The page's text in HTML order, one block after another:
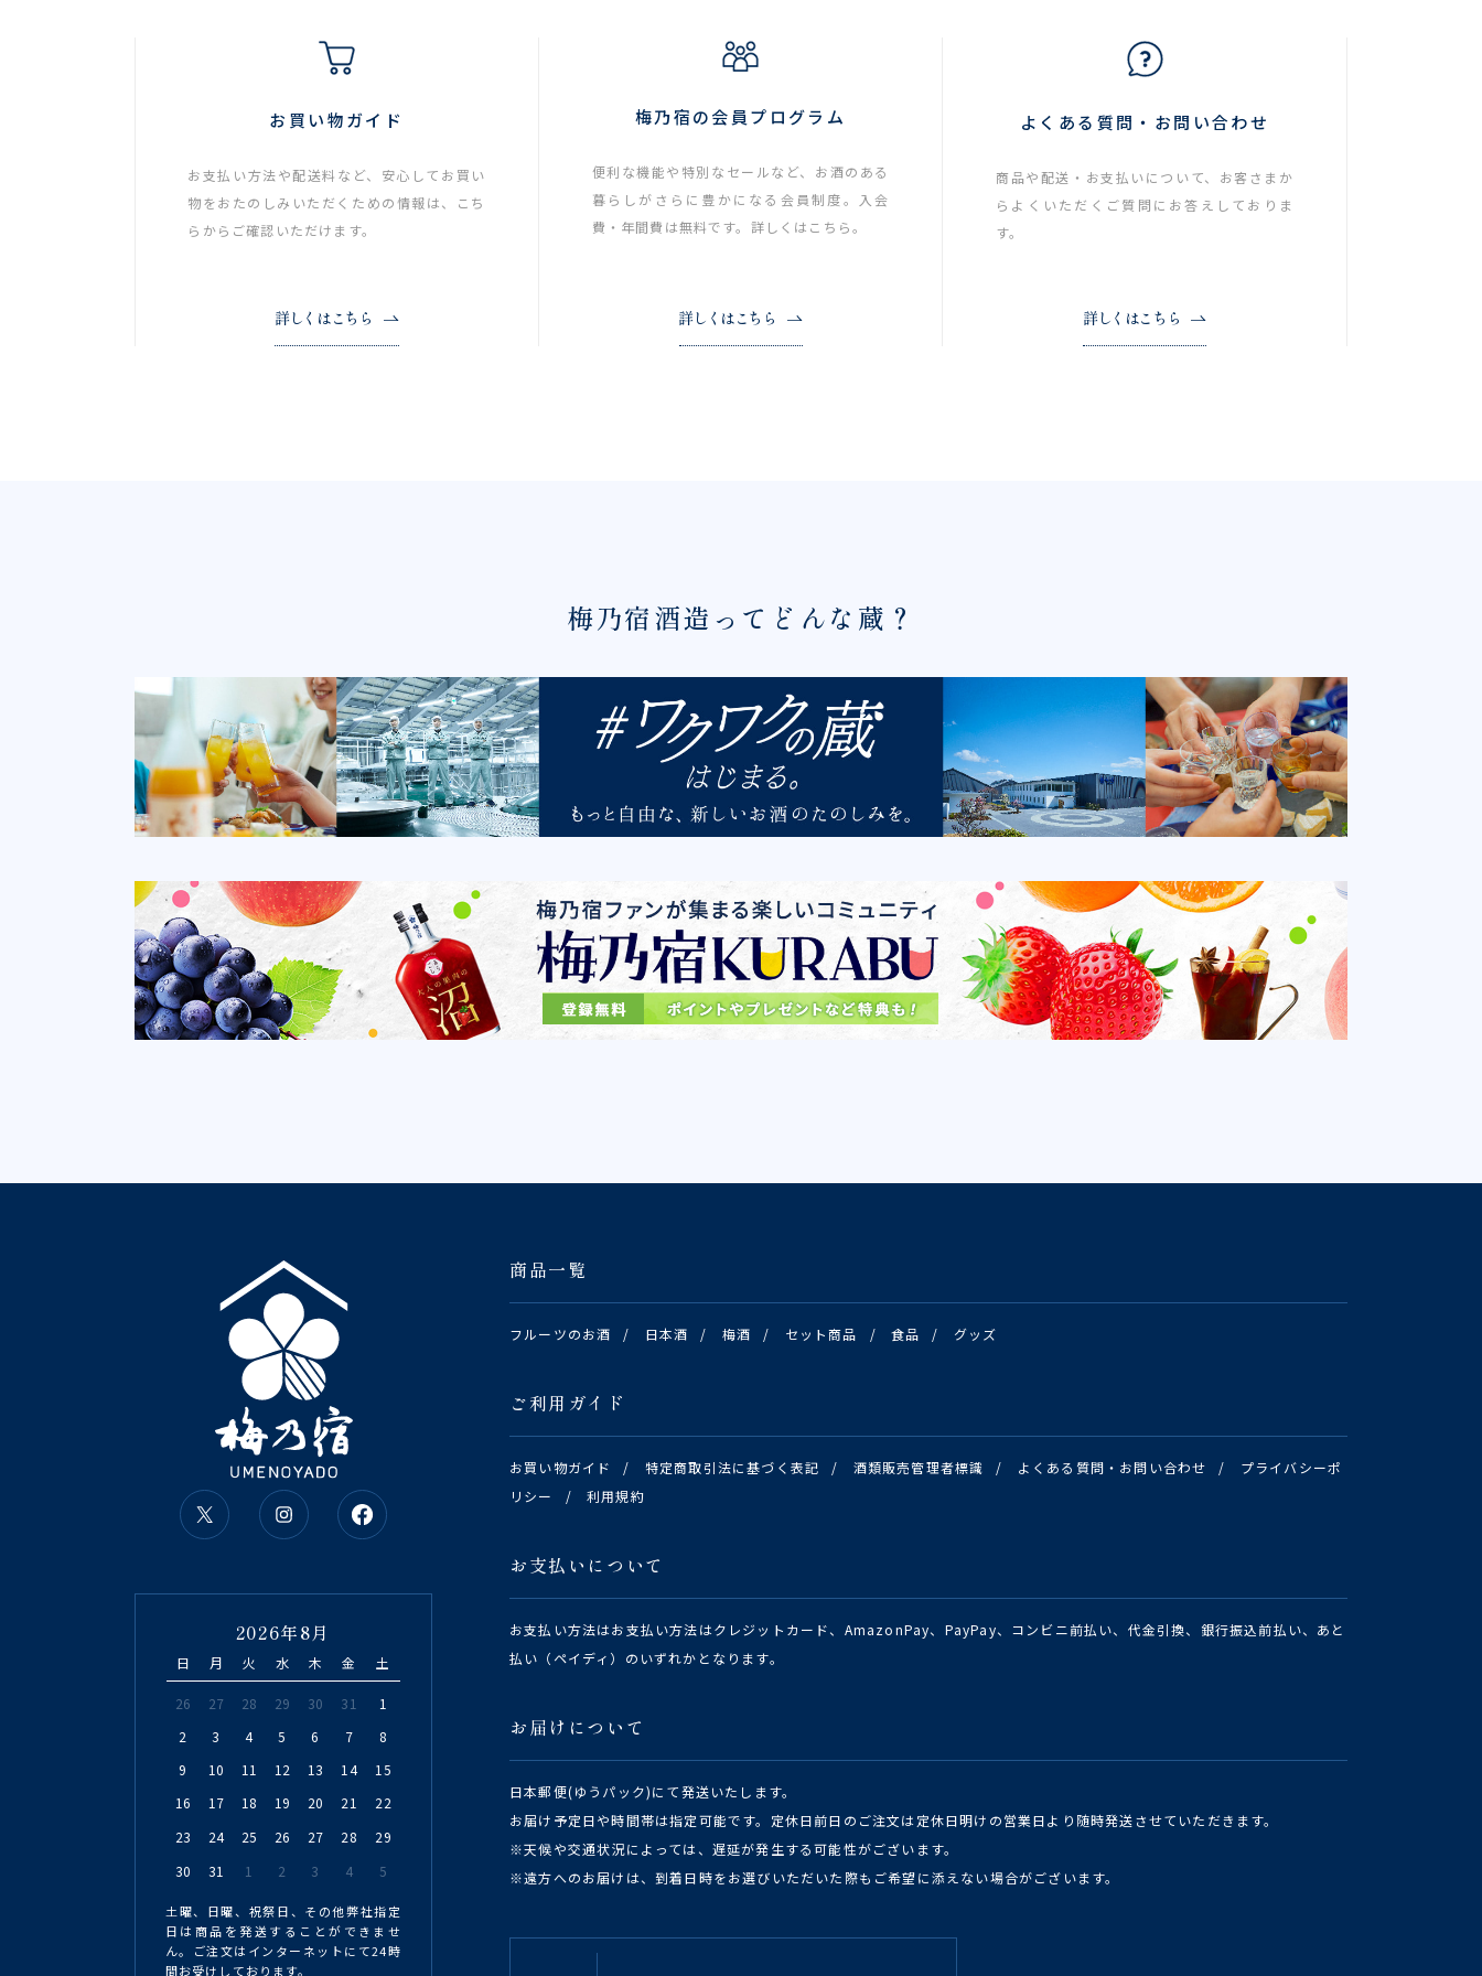
お買い物ガイド
お支払い方法や配送料など、安心してお買い
物をおたのしみいただくための情報は、こち
らからご確認いただけます。
詳しくはこちら
梅乃宿の会員プログラム
便利な機能や特別なセールなど、お酒のある
暮らしがさらに豊かになる会員制度。入会
費・年間費は無料です。詳しくはこちら。
詳しくはこちら
よくある質問・お問い合わせ
商品や配送・お支払いについて、お客さまか
らよくいただくご質問にお答えしておりま
す。
詳しくはこちら
梅乃宿酒造ってどんな蔵？
商品一覧
フルーツのお酒 / 日本酒 / 梅酒 / セット商品 / 食品 / グッズ
ご利用ガイド
お買い物ガイド / 特定商取引法に基づく表記 / 酒類販売管理者標識 / よくある質問・お問い合わせ /
プライバシーポ
リシー
/ 利用規約
お支払いについて
お支払い方法はお支払い方法はクレジットカード、AmazonPay、PayPay、コンビニ前払い、代金引換、銀行振込前払い、あと
払い（ペイディ）のいずれかとなります。
お届けについて
日本郵便(ゆうパック)にて発送いたします。
お届け予定日や時間帯は指定可能です。定休日前日のご注文は定休日明けの営業日より随時発送させていただきます。
※天候や交通状況によっては、遅延が発生する可能性がございます。
※遠方へのお届けは、到着日時をお選びいただいた際もご希望に添えない場合がございます。
2026年8月
日 月 火 水 木 金 土
26 27 28 29 30 31
1
2
3 4 5 6 7
8
9
10 11 12 13 14
15
16
17 18 19 20 21
22
23
24 25 26 27 28
29
30
31 1 2 3 4 5
土曜、日曜、祝祭日、その他弊社指定
日は商品を発送することができませ
ん。ご注文はインターネットにて24時
間お受けしております。